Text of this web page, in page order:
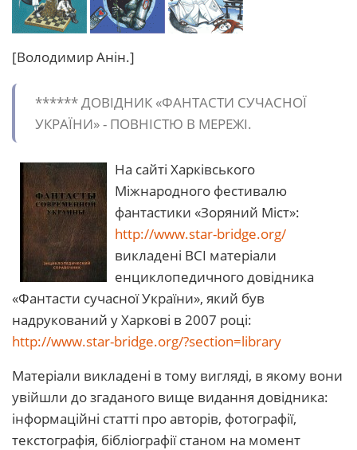
[Володимир Анін.]
****** ДОВІДНИК «ФАНТАСТИ СУЧАСНОЇ
УКРАЇНИ» - ПОВНІСТЮ В МЕРЕЖІ.
На сайті Харківського
Міжнародного фестивалю
фантастики «Зоряний Міст»:
http://www.star-bridge.org/
викладені ВСІ матеріали
енциклопедичного довідника
«Фантасти сучасної України», який був
надрукований у Харкові в 2007 році:
http://www.star-bridge.org/?section=library
Матеріали викладені в тому вигляді, в якому вони
увійшли до згаданого вище видання довідника:
інформаційні статті про авторів, фотографії,
текстографія, бібліографії станом на момент